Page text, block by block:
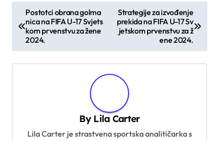
o
Postotci obrana golma
nica na FIFA U-17 Svjets
kom prvenstvu za žene
2024.
Strategije za izvođenje
prekida na FIFA U-17 Sv
jetskom prvenstvu za ž
ene 2024.
By Lila Carter
Lila Carter je strastvena sportska analitičarka s